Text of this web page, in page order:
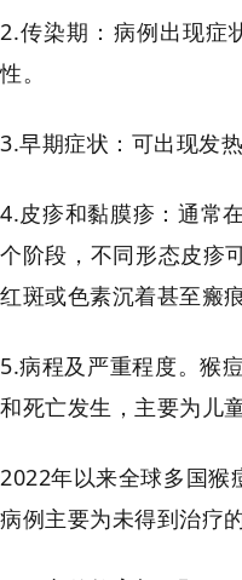
2.传染期：病例出现症
性。
3.早期症状：可出现发
4.皮疹和黏膜疹：通常
个阶段，不同形态皮疹
红斑或色素沉着甚至瘢
5.病程及严重程度。猴
和死亡发生，主要为儿
2022年以来全球多国猴
病例主要为未得到治疗